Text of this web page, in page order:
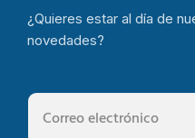
¿Quieres estar al día de
novedades?